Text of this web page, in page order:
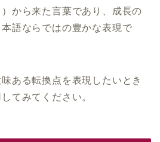
から来た言葉であり、成長の
語ならではの豊かな表現で
ある転換点を表現したいとき
てみてください。